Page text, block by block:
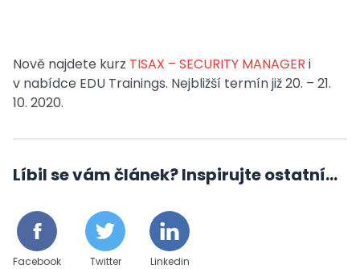
Nově najdete kurz TISAX – SECURITY MANAGER i
v nabídce EDU Trainings. Nejbližší termín již 20. – 21.
10. 2020.
Líbil se vám článek? Inspirujte ostatní...
Facebook Twitter Linkedin